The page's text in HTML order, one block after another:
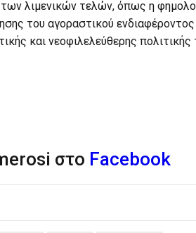
των λιμενικών τελών, όπως η
του αγοραστικού
και νεοφιλελεύθερης
στο Facebook